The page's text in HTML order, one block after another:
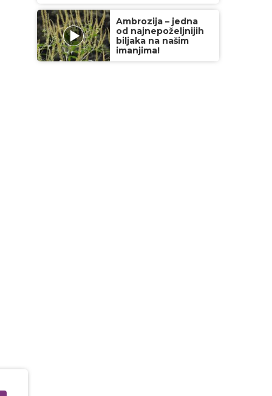
Ambrozija – jedna
od najnepoželjnijih
biljaka na našim
imanjima!